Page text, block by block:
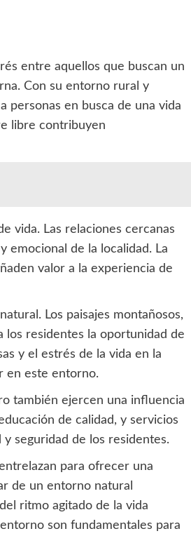
entre aquellos que buscan un
Con su entorno rural y
personas en busca de una vida
libre contribuyen
vida. Las relaciones cercanas
emocional de la localidad. La
valor a la experiencia de
Los paisajes montañosos,
los residentes la oportunidad de
y el estrés de la vida en la
en este entorno.
también ejercen una influencia
de calidad, y servicios
seguridad de los residentes.
para ofrecer una
de un entorno natural
ritmo agitado de la vida
son fundamentales para